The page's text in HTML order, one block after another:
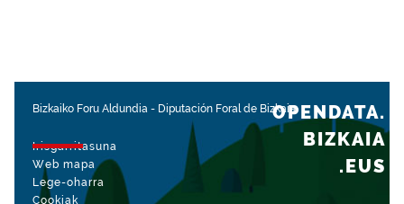
Bizkaiko Foru Aldundia - Diputación Foral de Bizkaia
Irisgarritasuna
Web mapa
Lege-oharra
Cookiak
OPENDATA.
BIZKAIA
.EUS